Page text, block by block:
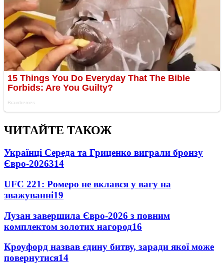
ЧИТАЙТЕ ТАКОЖ
Українці Середа та Гриценко виграли бронзу
Євро-2026314
UFC 221: Ромеро не вклався у вагу на
зважуванні19
Лузан завершила Євро-2026 з повним
комплектом золотих нагород16
Кроуфорд назвав єдину битву, заради якої може
повернутися14